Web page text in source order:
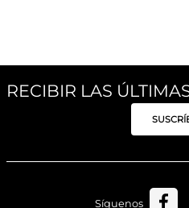
18 cuotas de $9,16